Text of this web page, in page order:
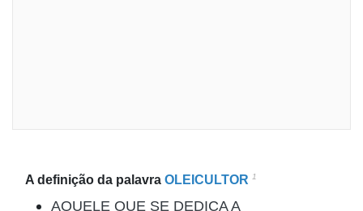
A definição da palavra OLEICULTOR 1
AQUELE QUE SE DEDICA A